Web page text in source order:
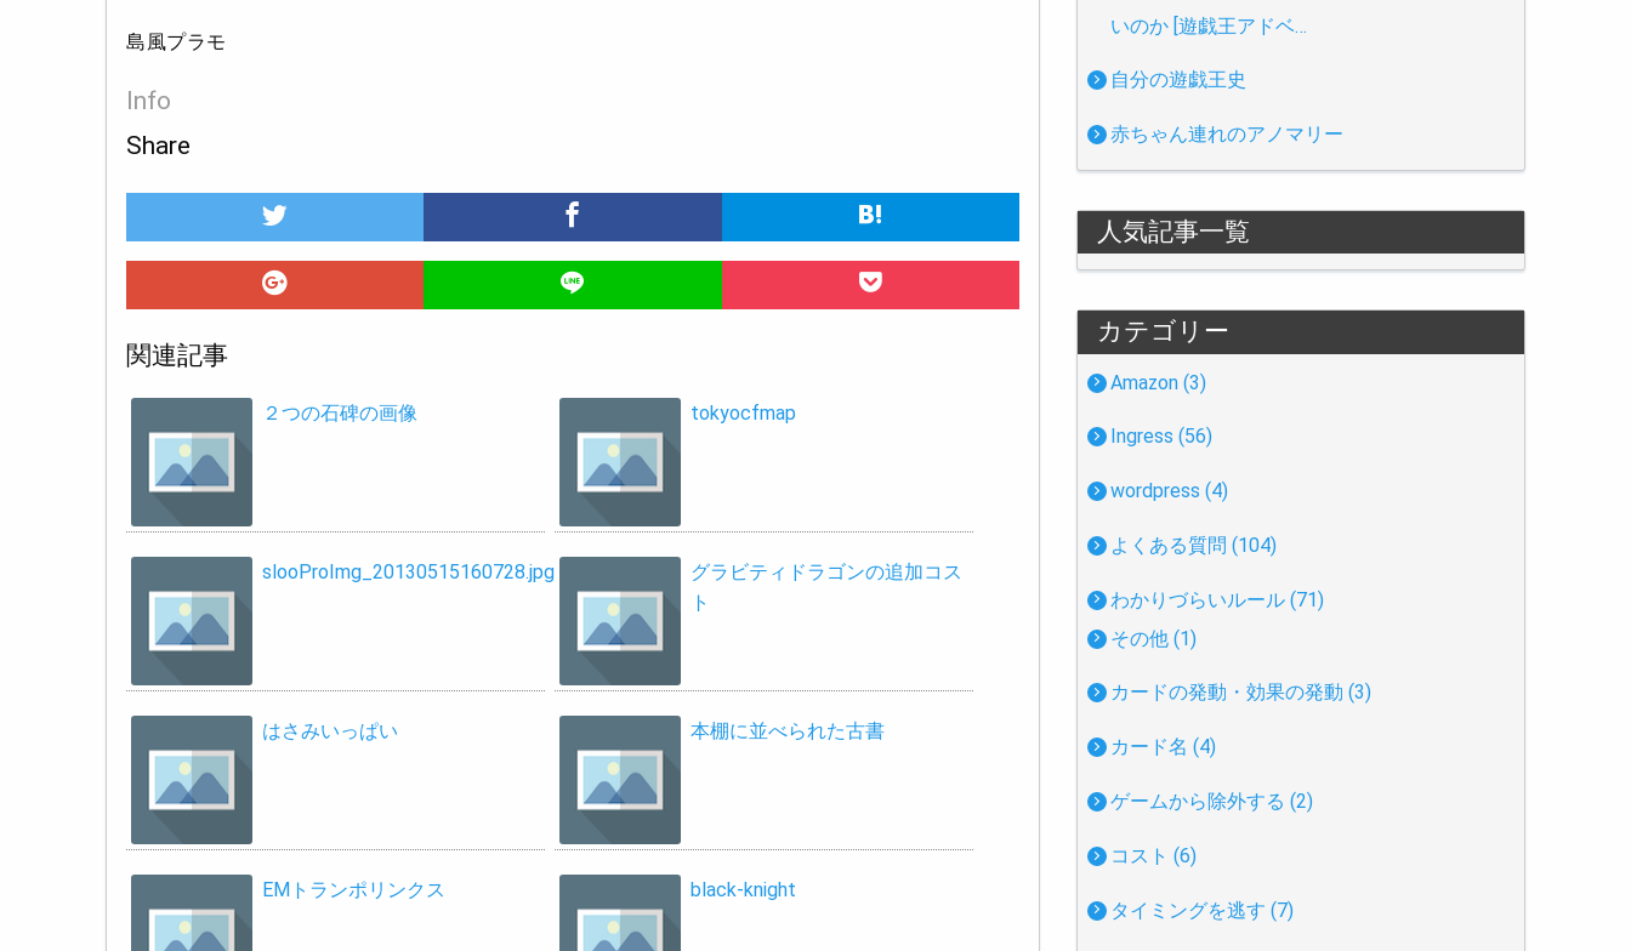
島風プラモ
Info
Share
関連記事
２つの石碑の画像 tokyocfmap
slooProImg_20130515160728.jpg
グラビティドラゴンの追加コス
ト
はさみいっぱい 本棚に並べられた古書
EMトランポリンクス black-knight
いのか [遊戯王アドベ…
自分の遊戯王史
赤ちゃん連れのアノマリー
人気記事一覧
カテゴリー
Amazon (3)
Ingress (56)
wordpress (4)
よくある質問 (104)
わかりづらいルール (71)
その他 (1)
カードの発動・効果の発動 (3)
カード名 (4)
ゲームから除外する (2)
コスト (6)
タイミングを逃す (7)